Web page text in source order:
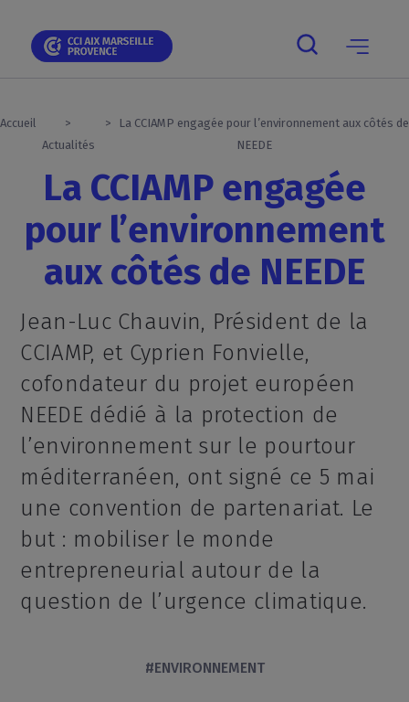
navigation
navigation
principal
mobile
Accueil
Actualités
La CCIAMP engagée pour l’environnement aux côtés de
NEEDE
La CCIAMP engagée
pour l’environnement
aux côtés de NEEDE
Jean-Luc Chauvin, Président de la
CCIAMP, et Cyprien Fonvielle,
cofondateur du projet européen
NEEDE dédié à la protection de
l’environnement sur le pourtour
méditerranéen, ont signé ce 5 mai
une convention de partenariat. Le
but : mobiliser le monde
entrepreneurial autour de la
question de l’urgence climatique.
#ENVIRONNEMENT